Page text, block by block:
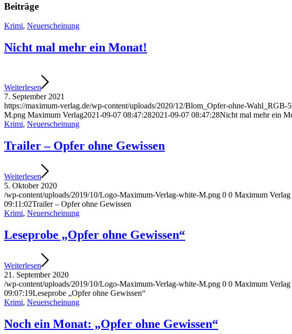
Beiträge
Krimi, Neuerscheinung
Nicht mal mehr ein Monat!
Weiterlesen
7. September 2021
https://maximum-verlag.de/wp-content/uploads/2020/12/Blom_Opfer-ohne-Wahl_RGB-
M.png Maximum Verlag2021-09-07 08:47:282021-09-07 08:47:28Nicht mal mehr ein
Krimi, Neuerscheinung
Trailer – Opfer ohne Gewissen
Weiterlesen
5. Oktober 2020
/wp-content/uploads/2019/10/Logo-Maximum-Verlag-white-M.png 0 0 Maximum Verlag
09:11:02Trailer – Opfer ohne Gewissen
Krimi, Neuerscheinung
Leseprobe „Opfer ohne Gewissen“
Weiterlesen
21. September 2020
/wp-content/uploads/2019/10/Logo-Maximum-Verlag-white-M.png 0 0 Maximum Verlag
09:07:19Leseprobe „Opfer ohne Gewissen“
Krimi, Neuerscheinung
Noch ein Monat: „Opfer ohne Gewissen“